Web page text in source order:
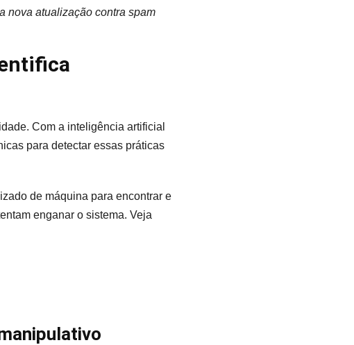
nova atualização contra spam
Com a inteligência artificial
para detectar essas práticas
de máquina para encontrar e
enganar o sistema. Veja